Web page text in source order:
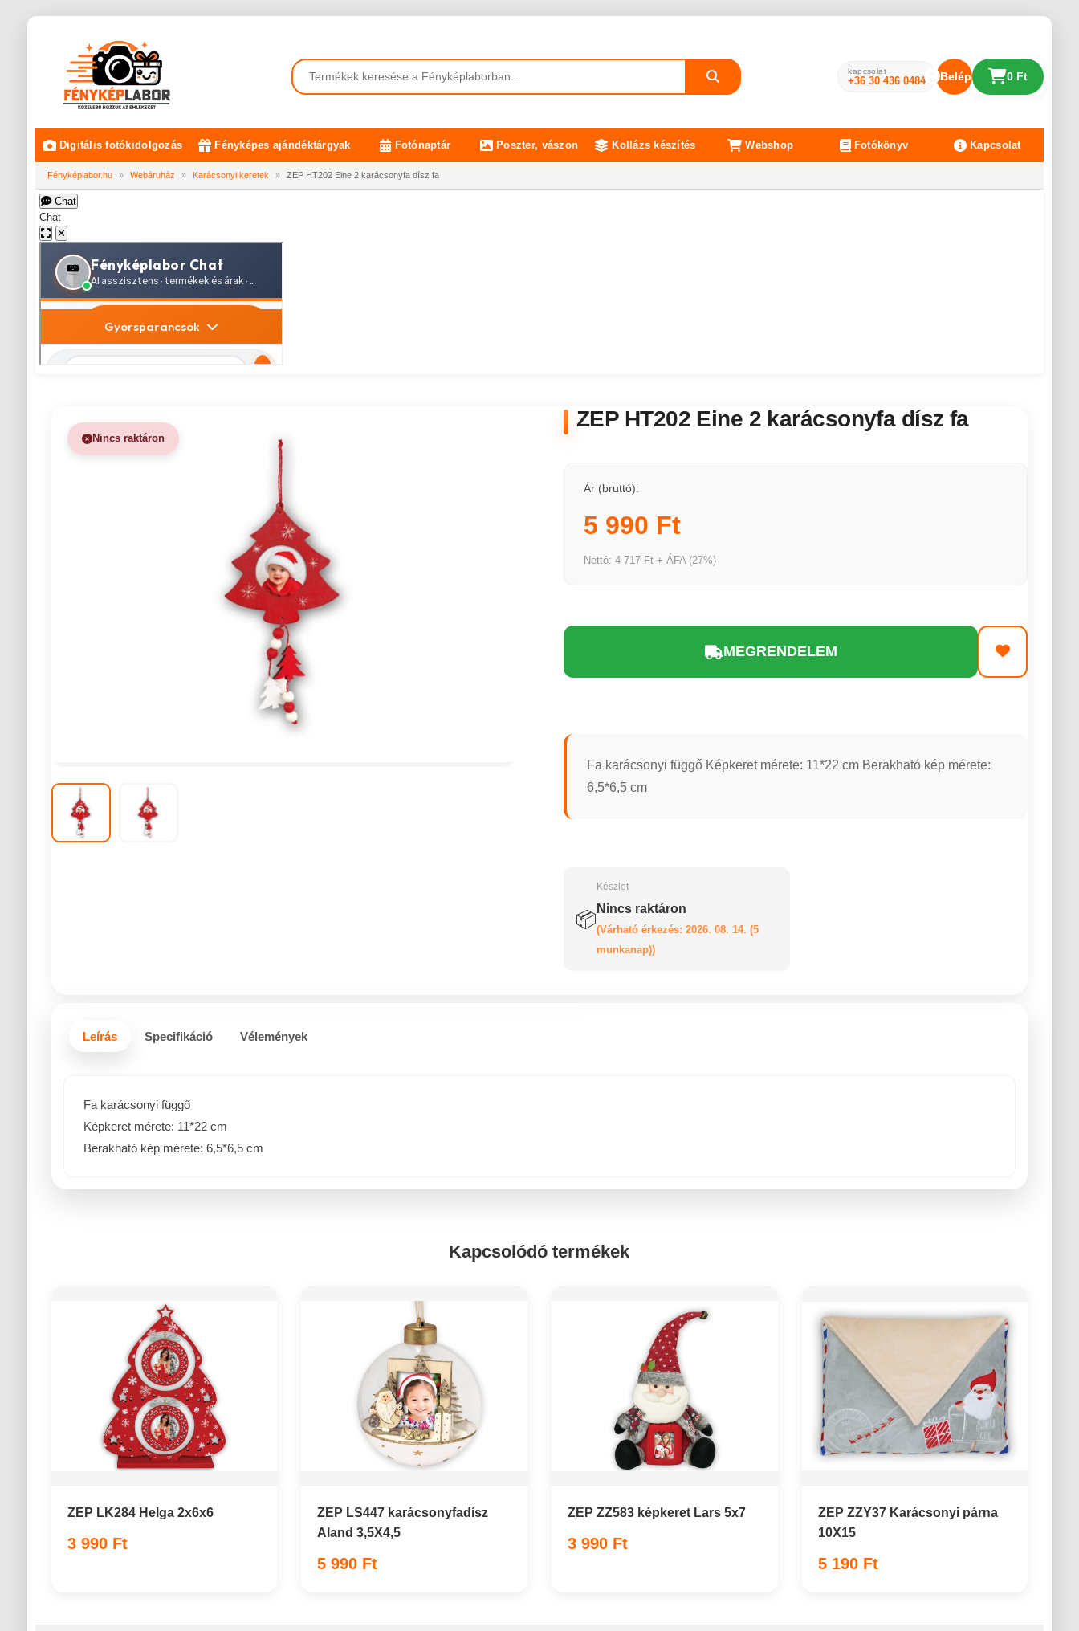
kapcsolat
+36 30 436 0484 Belépés 0 Ft
Digitális fotókidolgozás Fényképes ajándéktárgyak Fotónaptár Poszter, vászon Kollázs készítés Webshop Fotókönyv Kapcsolat
Fényképlabor.hu » Webáruház » Karácsonyi keretek » ZEP HT202 Eine 2 karácsonyfa dísz fa
Chat
Chat
✕
Nincs raktáron
ZEP HT202 Eine 2 karácsonyfa dísz fa
Ár (bruttó):
5 990 Ft
Nettó: 4 717 Ft + ÁFA (27%)
MEGRENDELEM
Fa karácsonyi függő Képkeret mérete: 11*22 cm Berakható kép mérete:
6,5*6,5 cm
📦
Készlet
Nincs raktáron
(Várható érkezés: 2026. 08. 14. (5
munkanap))
Leírás Specifikáció Vélemények
Fa karácsonyi függő
Képkeret mérete: 11*22 cm
Berakható kép mérete: 6,5*6,5 cm
Kapcsolódó termékek
ZEP LK284 Helga 2x6x6
3 990 Ft
ZEP LS447 karácsonyfadísz
Aland 3,5X4,5
5 990 Ft
ZEP ZZ583 képkeret Lars 5x7
3 990 Ft
ZEP ZZY37 Karácsonyi párna
10X15
5 190 Ft